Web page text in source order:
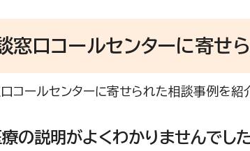
窓口コールセンターに寄せ
コールセンターに寄せられた相談事例を紹
の説明がよくわかりませんでした